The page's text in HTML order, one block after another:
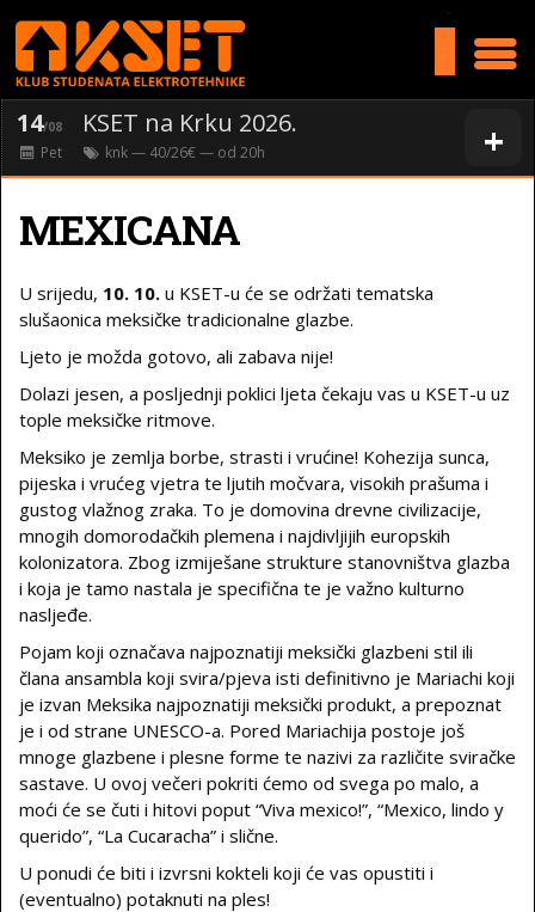
+
14/08 KSET na Krku 2026.
Pet knk— 40/26€ — od 20h
MEXICANA
U srijedu, 10. 10. u KSET-u će se održati tematska
slušaonica meksičke tradicionalne glazbe.
Ljeto je možda gotovo, ali zabava nije!
Dolazi jesen, a posljednji poklici ljeta čekaju vas u KSET-u uz
tople meksičke ritmove.
Meksiko je zemlja borbe, strasti i vrućine! Kohezija sunca,
pijeska i vrućeg vjetra te ljutih močvara, visokih prašuma i
gustog vlažnog zraka. To je domovina drevne civilizacije,
mnogih domorodačkih plemena i najdivljijih europskih
kolonizatora. Zbog izmiješane strukture stanovništva glazba
i koja je tamo nastala je specifična te je važno kulturno
nasljeđe.
Pojam koji označava najpoznatiji meksički glazbeni stil ili
člana ansambla koji svira/pjeva isti definitivno je Mariachi koji
je izvan Meksika najpoznatiji meksički produkt, a prepoznat
je i od strane UNESCO-a. Pored Mariachija postoje još
mnoge glazbene i plesne forme te nazivi za različite sviračke
sastave. U ovoj večeri pokriti ćemo od svega po malo, a
moći će se čuti i hitovi poput “Viva mexico!”, “Mexico, lindo y
querido”, “La Cucaracha” i slične.
U ponudi će biti i izvrsni kokteli koji će vas opustiti i
(eventualno) potaknuti na ples!